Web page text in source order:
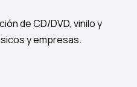
de CD/DVD, vinilo y
y empresas.